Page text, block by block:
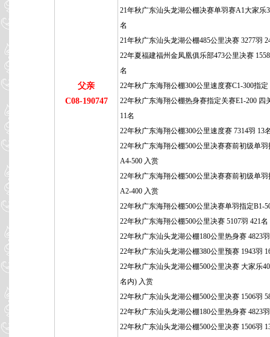
父亲
C08-190747
21年秋广东汕头龙湖公棚决赛单羽赛A1大家乐
名
21年秋广东汕头龙湖公棚485公里决赛 3277羽
22年夏福建福州金凤凰俱乐部473公里决赛
名
22年秋广东海翔公棚300公里速度赛C1-300指定
22年秋广东海翔公棚热身赛指定关赛E1-200 四
11名
22年秋广东海翔公棚300公里速度赛 7314羽 13
22年秋广东海翔公棚500公里决赛赛前初级单羽
A4-500 入赏
22年秋广东海翔公棚500公里决赛赛前初级单羽
A2-400 入赏
22年秋广东海翔公棚500公里决赛单羽指定B1-
22年秋广东海翔公棚500公里决赛 5107羽 421名
22年秋广东汕头龙湖公棚180公里热身赛 4823
22年秋广东汕头龙湖公棚380公里预赛 1943羽
22年秋广东汕头龙湖公棚500公里决赛 大家乐
名内) 入赏
22年秋广东汕头龙湖公棚500公里决赛 1506羽
22年秋广东汕头龙湖公棚180公里热身赛 4823
22年秋广东汕头龙湖公棚500公里决赛 1506羽